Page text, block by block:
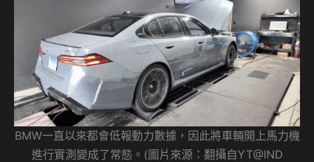
BMW一直以來都會低報動力數據，因此將車輛開上馬力機
進行實測變成了常態。(圖片來源：翻攝自YT@IND